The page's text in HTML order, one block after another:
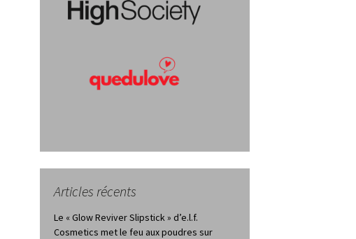
Articles récents
Le « Glow Reviver Slipstick » d’e.l.f.
Cosmetics met le feu aux poudres sur